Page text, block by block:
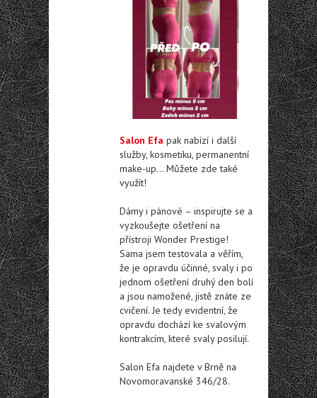
Salon Efa pak nabízí i další
služby, kosmetiku, permanentní
make-up… Můžete zde také
využít!
Dámy i pánové – inspirujte se a
vyzkoušejte ošetření na
přístroji Wonder Prestige!
Sama jsem testovala a věřím,
že je opravdu účinné, svaly i po
jednom ošetření druhý den bolí
a jsou namožené, jistě znáte ze
cvičení. Je tedy evidentní, že
opravdu dochází ke svalovým
kontrakcím, které svaly posilují.
Salon Efa najdete v Brně na
Novomoravanské 346/28.